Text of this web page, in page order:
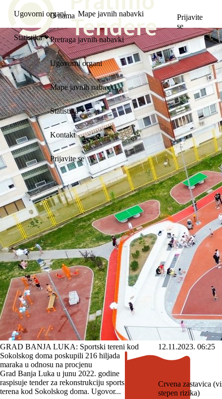
Ugovorni organi Mape javnih nabavki
Statistika
Prijavite
se
GRAD BANJA LUKA: Sportski tereni kod
Sokolskog doma poskupili 216 hiljada
maraka u odnosu na procjenu
Grad Banja Luka u junu 2022. godine
raspisuje tender za rekonstrukciju sportskih
terena kod Sokolskog doma. Ugovor...
12.11.2023. 06:25
Crvena zastavica
stepen rizika)
O nama
Pretraga javnih nabavki
Ugovorni organi
Mape javnih nabavki
Statistika
Kontakt
Prijavite se